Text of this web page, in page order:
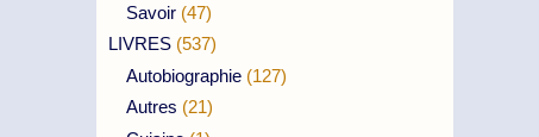
Savoir (47)
LIVRES (537)
Autobiographie (127)
Autres (21)